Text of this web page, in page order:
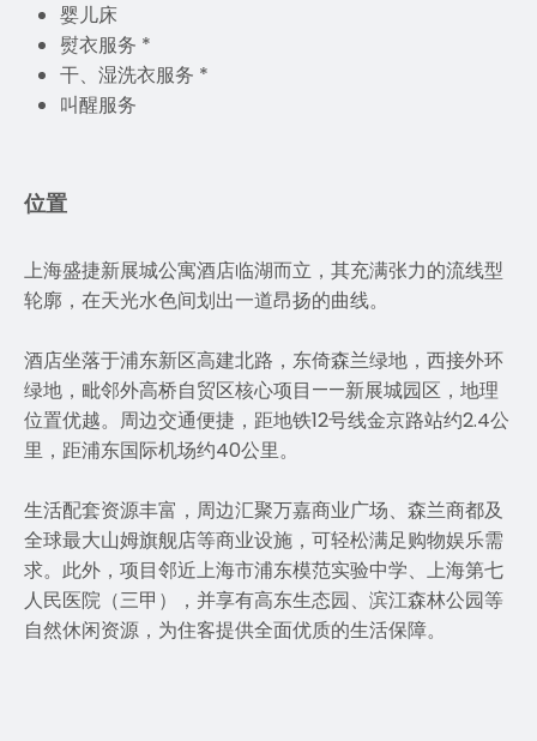
婴儿床
熨衣服务 *
干、湿洗衣服务 *
叫醒服务
位置
上海盛捷新展城公寓酒店临湖而立，其充满张力的流线型
轮廓，在天光水色间划出一道昂扬的曲线。
酒店坐落于浦东新区高建北路，东倚森兰绿地，西接外环
绿地，毗邻外高桥自贸区核心项目——新展城园区，地理
位置优越。周边交通便捷，距地铁12号线金京路站约2.4公
里，距浦东国际机场约40公里。
生活配套资源丰富，周边汇聚万嘉商业广场、森兰商都及
全球最大山姆旗舰店等商业设施，可轻松满足购物娱乐需
求。此外，项目邻近上海市浦东模范实验中学、上海第七
人民医院（三甲），并享有高东生态园、滨江森林公园等
自然休闲资源，为住客提供全面优质的生活保障。